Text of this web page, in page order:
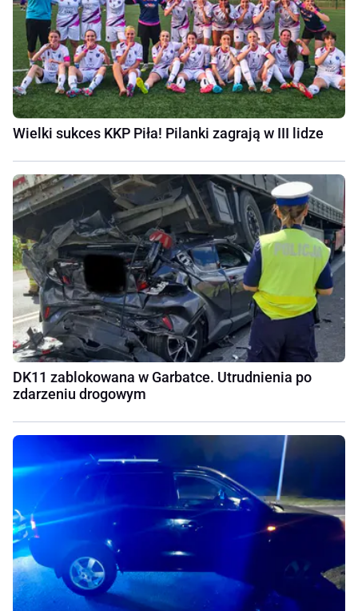
Wielki sukces KKP Piła! Pilanki zagrają w III lidze
DK11 zablokowana w Garbatce. Utrudnienia po
zdarzeniu drogowym